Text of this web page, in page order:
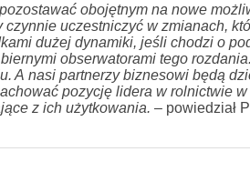
obojętnym na nowe
czynnie uczestniczyć w zmianach,
dużej dynamiki, jeśli chodzi o
obserwatorami tego
A nasi partnerzy biznesowi będą
pozycję lidera w rolnictwie
z ich użytkowania. – powiedział